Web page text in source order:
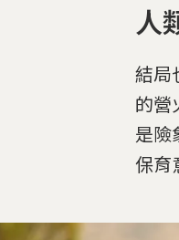
人
結局
的營
是險
保育